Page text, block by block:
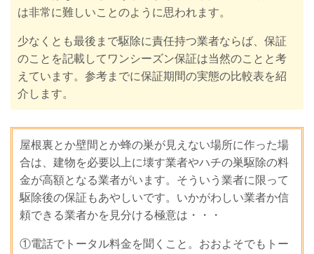
は非常に難しいことのように思われます。
少なくとも最後まで駆除に責任持つ業者ならば、保証
のことを記載してワンシーズン保証は当然のことと考
えています。参考までに保証期間の実態の比較表を紹
介します。
屋根裏とか壁間とか蜂の巣が見えない場所に作った場
合は、建物を必要以上に壊す業者やハチの巣駆除の料
金が高額となる業者がいます。そういう業者に限って
駆除後の保証もあやしいです。いかがわしい業者か信
頼できる業者かを見分ける極意は・・・
①電話でトータル料金を聞くこと。おおよそでもトー